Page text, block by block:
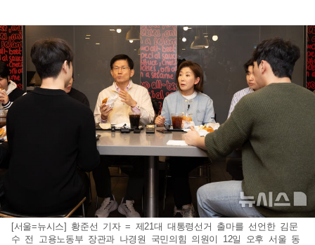
[서울=뉴시스] 황준선 기자 = 제21대 대통령선거 출마를 선언한 김문
수 전 고용노동부 장관과 나경원 국민의힘 의원이 12일 오후 서울 동